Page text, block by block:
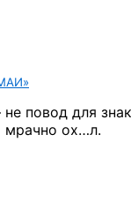
повод для
мрачно ох…л.